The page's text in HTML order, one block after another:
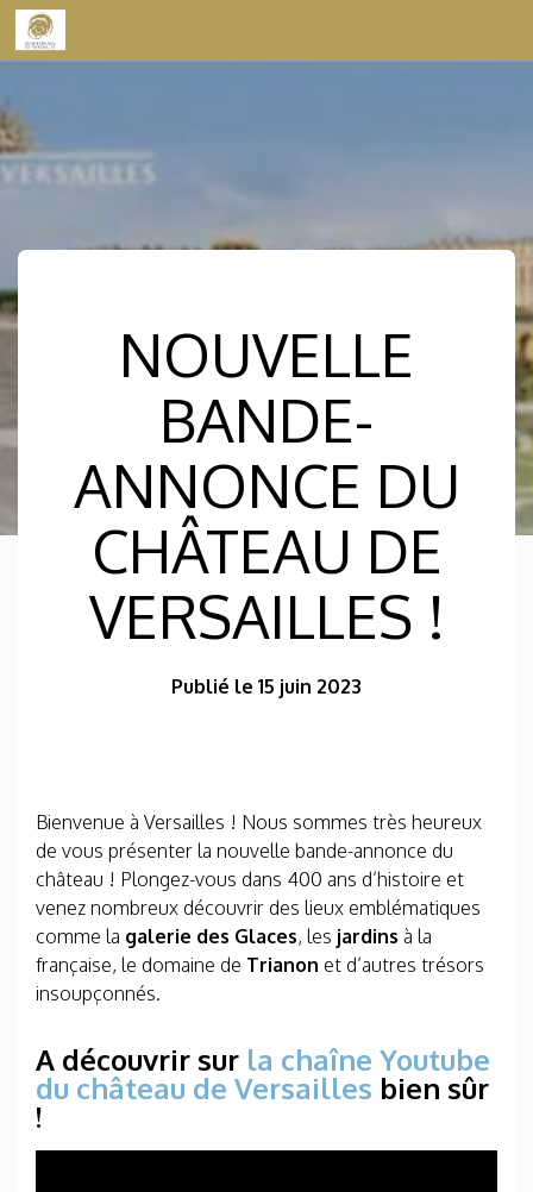
Skip to content
NOUVELLE
BANDE-
ANNONCE DU
CHÂTEAU DE
VERSAILLES !
Publié le 15 juin 2023
Bienvenue à Versailles ! Nous sommes très heureux
de vous présenter la nouvelle bande-annonce du
château ! Plongez-vous dans 400 ans d’histoire et
venez nombreux découvrir des lieux emblématiques
comme la galerie des Glaces, les jardins à la
française, le domaine de Trianon et d’autres trésors
insoupçonnés.
A découvrir sur la chaîne Youtube
du château de Versailles bien sûr
!